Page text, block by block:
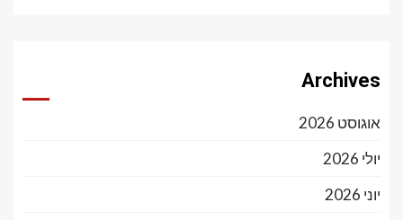
Archives
אוגוסט 2026
יולי 2026
יוני 2026